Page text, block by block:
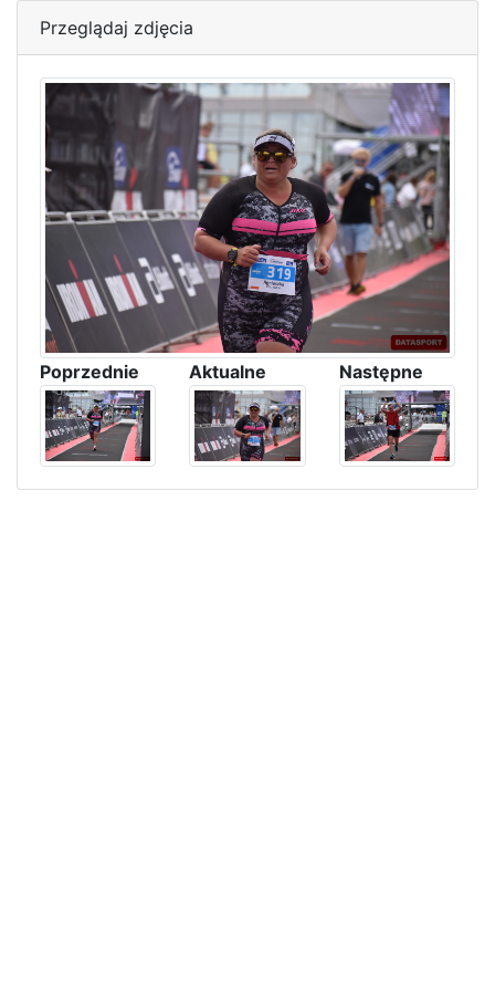
Przeglądaj zdjęcia
Poprzednie Aktualne Następne